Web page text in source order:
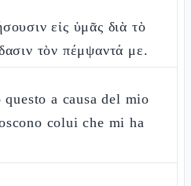
εἰς ὑμᾶς διὰ τὸ
τὸν πέμψαντά με.
a causa del mio
colui che mi ha